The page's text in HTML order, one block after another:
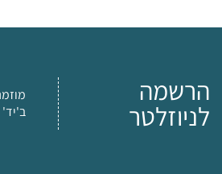
הרשמה
לניוזלטר
ב'יד'